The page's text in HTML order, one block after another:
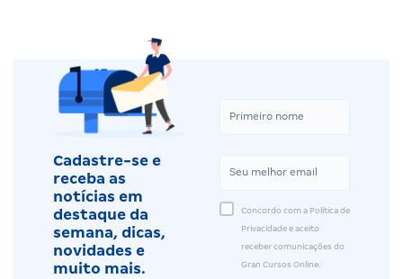
Cadastre-se e
receba as
notícias em
destaque da
semana, dicas,
novidades e
muito mais.
Concordo com a Política de
Privacidade e aceito
receber comunicações do
Gran Cursos Online.